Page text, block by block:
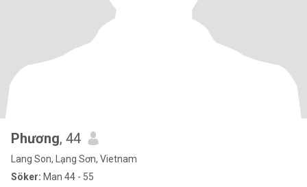
Phương, 44
Lang Son, Lạng Sơn, Vietnam
Söker: Man 44 - 55